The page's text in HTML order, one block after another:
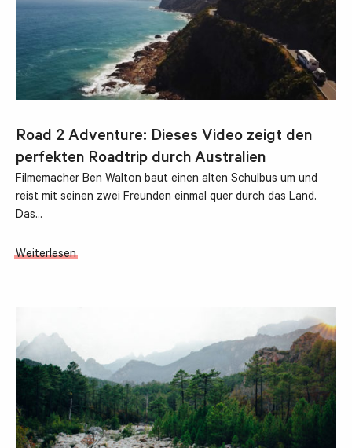
Road 2 Adventure: Dieses Video zeigt den
perfekten Roadtrip durch Australien
Filmemacher Ben Walton baut einen alten Schulbus um und
reist mit seinen zwei Freunden einmal quer durch das Land.
Das…
Weiterlesen